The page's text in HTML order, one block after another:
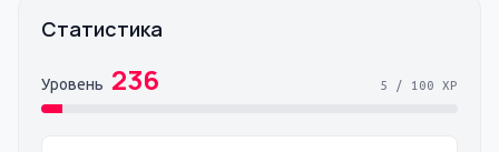
Статистика
Уровень 236 5 / 100 XP